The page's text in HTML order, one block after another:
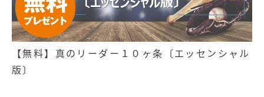
【無料】真のリーダー１０ヶ条〔エッセンシャル
版〕